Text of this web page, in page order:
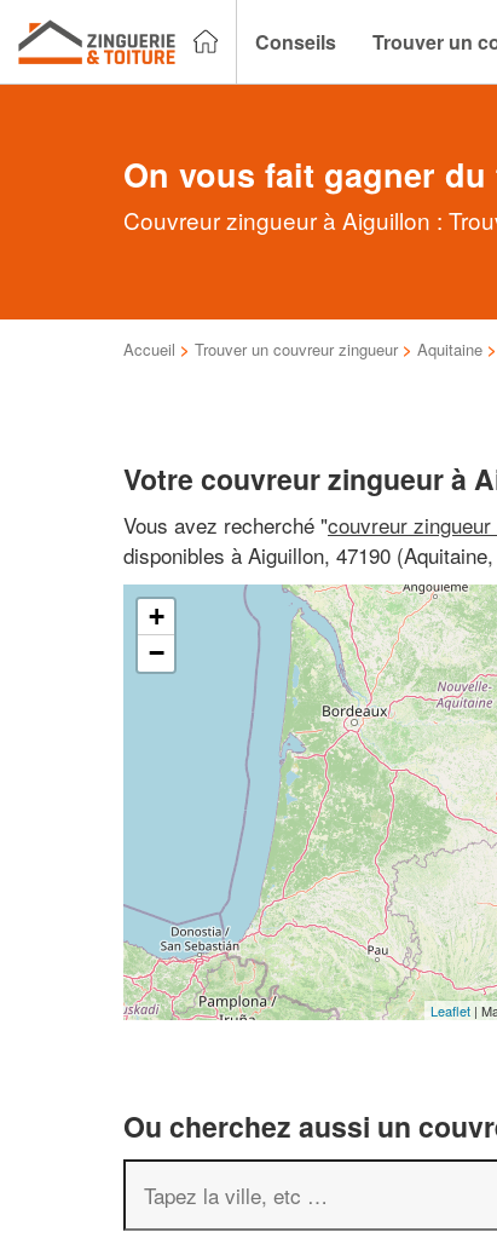
Conseils Trouver un
On vous fait gagner du
Couvreur zingueur à Aiguillon :
Accueil > Trouver un couvreur zingueur > Aquitaine >
Votre couvreur zingueur à
Vous avez recherché "couvreur
disponibles à Aiguillon, 47190
+
−
Leaflet |
Ou cherchez aussi un